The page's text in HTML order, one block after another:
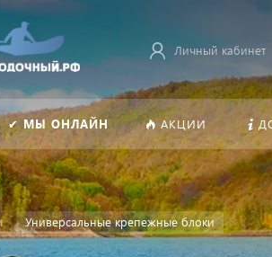
Личный кабинет
✔ МЫ ОНЛАЙН АКЦИИ
Универсальные крепежные блоки